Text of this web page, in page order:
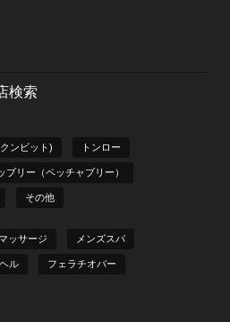
検索
ンビット) トンロー
ブリー（ペッチャブリー）
その他
マッサージ メンズスパ
ル フェラチオバー